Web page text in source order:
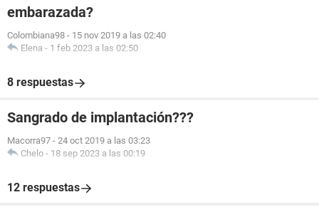
embarazada?
Colombiana98 - 15 nov 2019 a las 02:40
Elena - 1 feb 2023 a las 02:50
8 respuestas
Sangrado de implantación???
Macorra97 - 24 oct 2019 a las 03:23
Chelo - 18 sep 2023 a las 00:19
12 respuestas